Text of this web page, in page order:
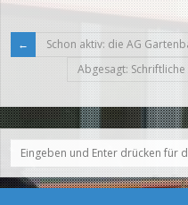
Schon aktiv: die AG
Abgesagt: